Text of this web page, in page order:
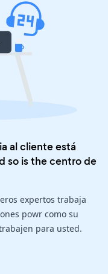
al cliente está
so is thecentro de
expertos trabaja
powr como su
para usted.